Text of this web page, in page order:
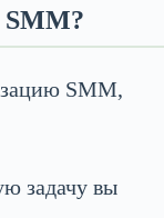
SMM?
SMM,
задачу вы